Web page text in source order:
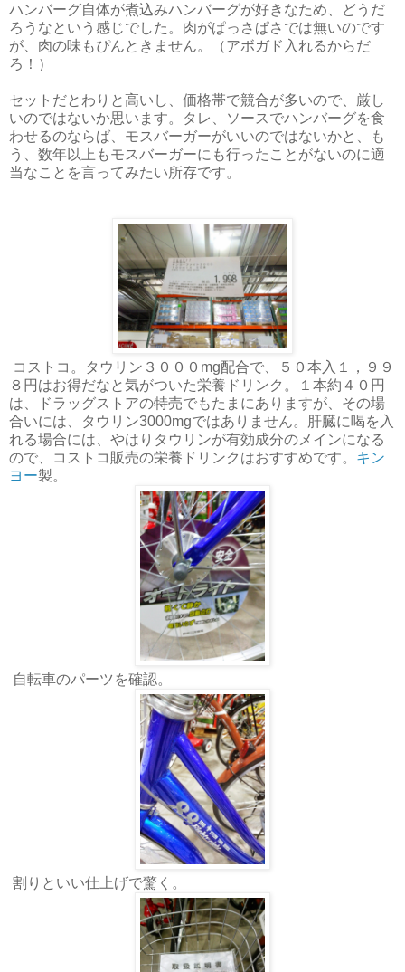
ハンバーグ自体が煮込みハンバーグが好きなため、どうだ
ろうなという感じでした。肉がぱっさぱさでは無いのです
が、肉の味もぴんときません。（アボガド入れるからだ
ろ！）
セットだとわりと高いし、価格帯で競合が多いので、厳し
いのではないか思います。タレ、ソースでハンバーグを食
わせるのならば、モスバーガーがいいのではないかと、も
う、数年以上もモスバーガーにも行ったことがないのに適
当なことを言ってみたい所存です。
コストコ。タウリン３０００mg配合で、５０本入１，９９
８円はお得だなと気がついた栄養ドリンク。１本約４０円
は、ドラッグストアの特売でもたまにありますが、その場
合いには、タウリン3000mgではありません。肝臓に喝を入
れる場合には、やはりタウリンが有効成分のメインになる
ので、コストコ販売の栄養ドリンクはおすすめです。 キン
ヨー製。
自転車のパーツを確認。
割りといい仕上げで驚く。